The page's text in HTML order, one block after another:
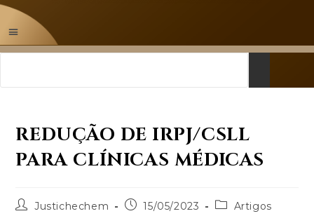
REDUÇÃO DE IRPJ/CSLL
PARA CLÍNICAS MÉDICAS
Justichechem 15/05/2023 Artigos